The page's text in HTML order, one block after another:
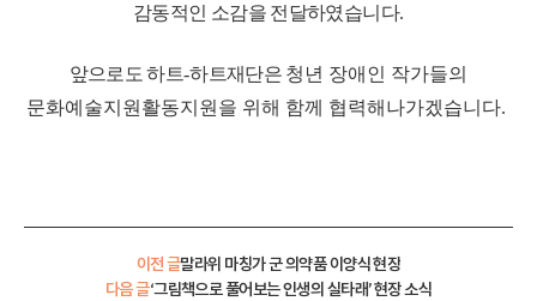
감동적인 소감을 전달하였습니다.
앞으로도 하트-하트재단은 청년 장애인 작가들의
문화예술지원활동지원을 위해 함께 협력해나가겠습니다.
이전 글말라위 마칭가 군 의약품 이양식 현장
‘그림책으로 풀어보는 인생의 실타래’ 현장 소식
다음 글